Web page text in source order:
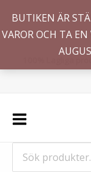
BUTIKEN ÄR
VAROR OCH TA EN
innehåll
for: